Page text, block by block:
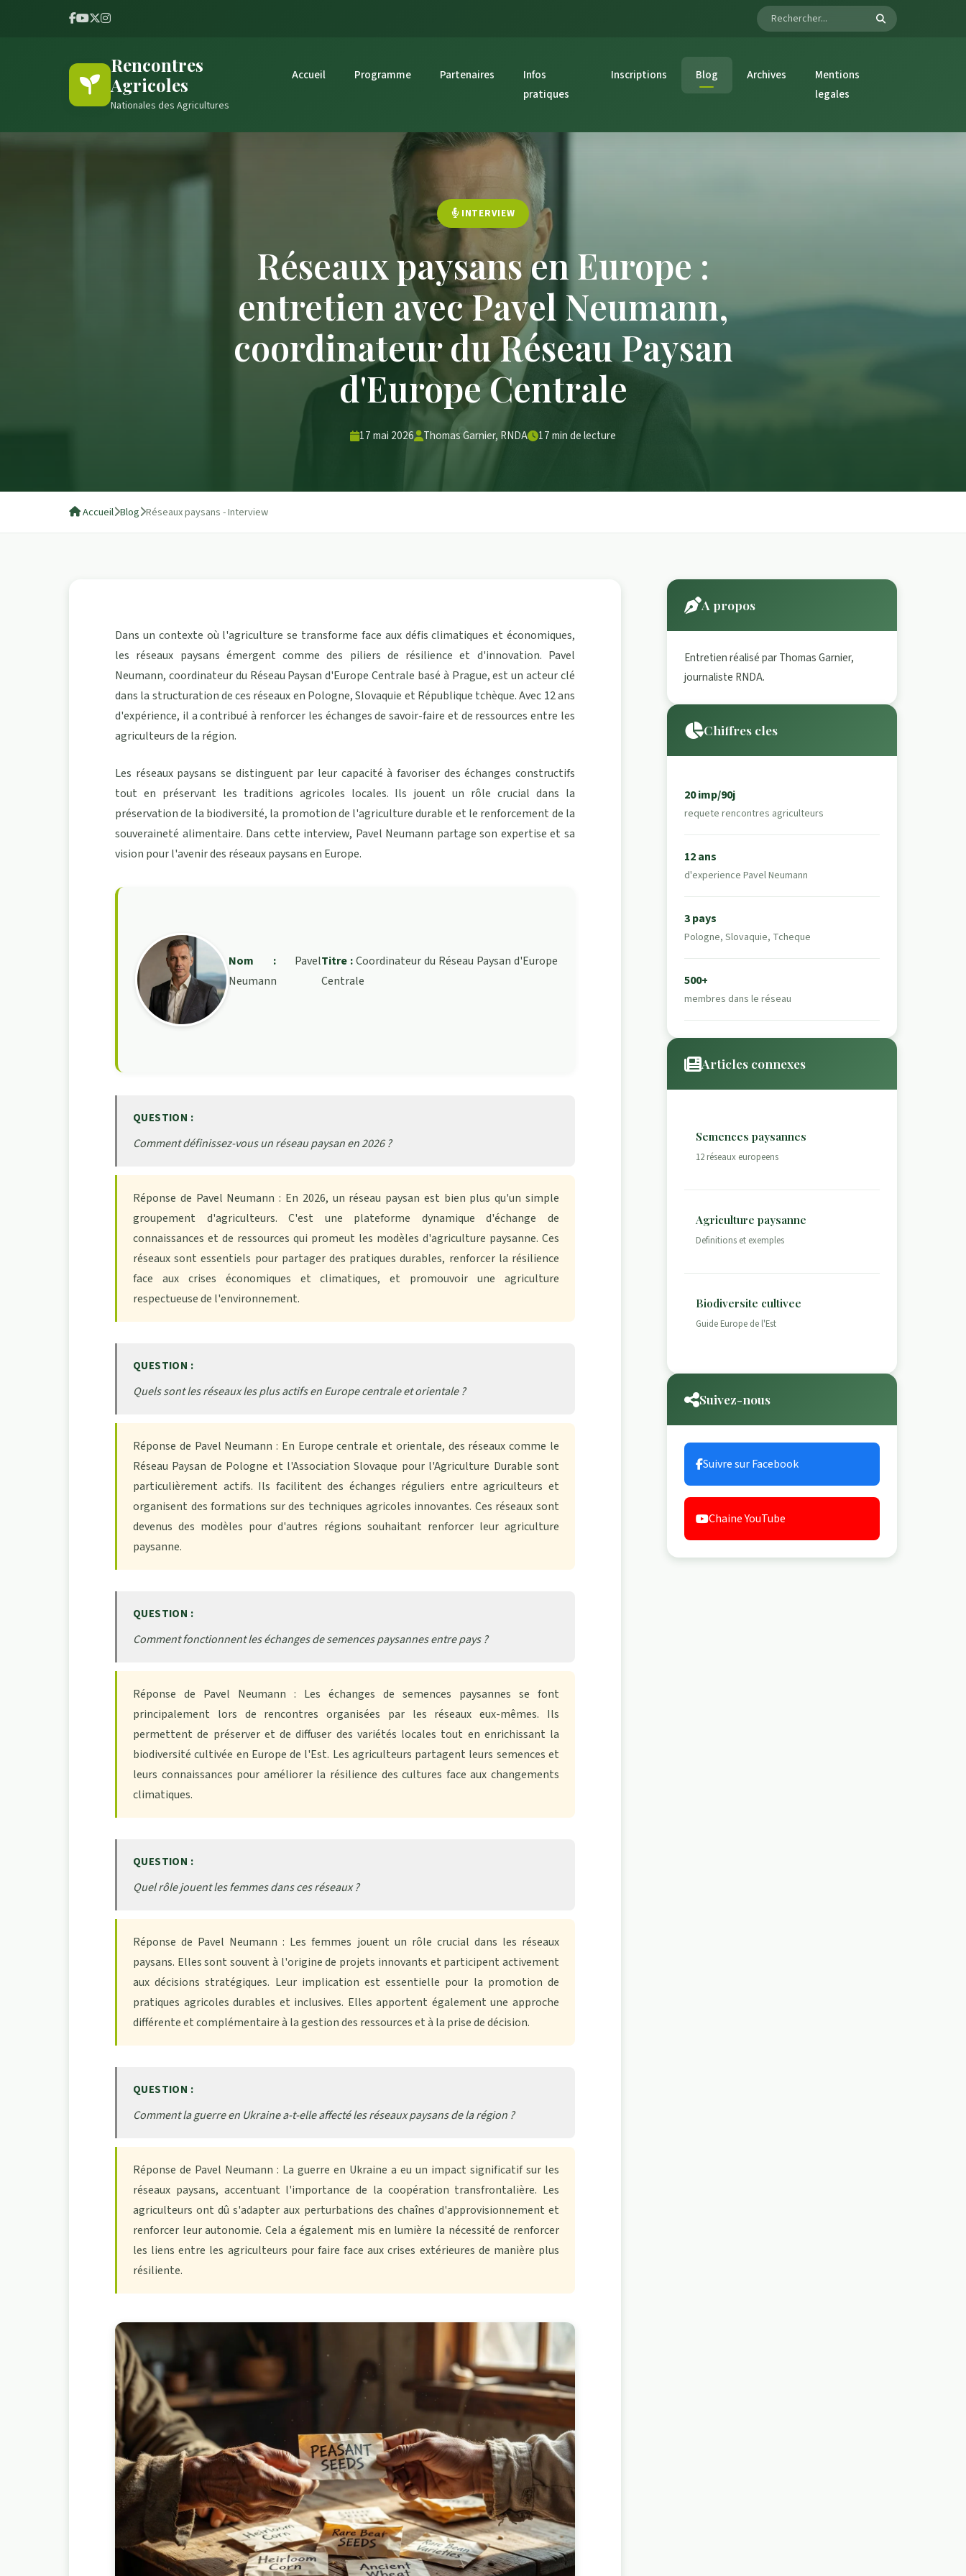
Rencontres
Agricoles
Nationales des Agricultures
Accueil Programme Partenaires
Infos
pratiques
Inscriptions Blog Archives
Mentions
legales
INTERVIEW
Réseaux paysans en Europe :
entretien avec Pavel Neumann,
coordinateur du Réseau Paysan
d'Europe Centrale
17 mai 2026 Thomas Garnier, RNDA 17 min de lecture
Accueil Blog Réseaux paysans - Interview
Dans un contexte où l'agriculture se transforme face aux défis climatiques et économiques,
les réseaux paysans émergent comme des piliers de résilience et d'innovation. Pavel
Neumann, coordinateur du Réseau Paysan d'Europe Centrale basé à Prague, est un acteur clé
dans la structuration de ces réseaux en Pologne, Slovaquie et République tchèque. Avec 12 ans
d'expérience, il a contribué à renforcer les échanges de savoir-faire et de ressources entre les
agriculteurs de la région.
Les réseaux paysans se distinguent par leur capacité à favoriser des échanges constructifs
tout en préservant les traditions agricoles locales. Ils jouent un rôle crucial dans la
préservation de la biodiversité, la promotion de l'agriculture durable et le renforcement de la
souveraineté alimentaire. Dans cette interview, Pavel Neumann partage son expertise et sa
vision pour l'avenir des réseaux paysans en Europe.
Nom :Pavel
Neumann
Titre :Coordinateur du Réseau Paysan d'Europe
Centrale
QUESTION :
Comment définissez-vous un réseau paysan en 2026 ?
Réponse de Pavel Neumann : En 2026, un réseau paysan est bien plus qu'un simple
groupement d'agriculteurs. C'est une plateforme dynamique d'échange de
connaissances et de ressources qui promeut les modèles d'agriculture paysanne. Ces
réseaux sont essentiels pour partager des pratiques durables, renforcer la résilience
face aux crises économiques et climatiques, et promouvoir une agriculture
respectueuse de l'environnement.
QUESTION :
Quels sont les réseaux les plus actifs en Europe centrale et orientale ?
Réponse de Pavel Neumann : En Europe centrale et orientale, des réseaux comme le
Réseau Paysan de Pologne et l'Association Slovaque pour l'Agriculture Durable sont
particulièrement actifs. Ils facilitent des échanges réguliers entre agriculteurs et
organisent des formations sur des techniques agricoles innovantes. Ces réseaux sont
devenus des modèles pour d'autres régions souhaitant renforcer leur agriculture
paysanne.
QUESTION :
Comment fonctionnent les échanges de semences paysannes entre pays ?
Réponse de Pavel Neumann : Les échanges de semences paysannes se font
principalement lors de rencontres organisées par les réseaux eux-mêmes. Ils
permettent de préserver et de diffuser des variétés locales tout en enrichissant la
biodiversité cultivée en Europe de l'Est. Les agriculteurs partagent leurs semences et
leurs connaissances pour améliorer la résilience des cultures face aux changements
climatiques.
QUESTION :
Quel rôle jouent les femmes dans ces réseaux ?
Réponse de Pavel Neumann : Les femmes jouent un rôle crucial dans les réseaux
paysans. Elles sont souvent à l'origine de projets innovants et participent activement
aux décisions stratégiques. Leur implication est essentielle pour la promotion de
pratiques agricoles durables et inclusives. Elles apportent également une approche
différente et complémentaire à la gestion des ressources et à la prise de décision.
QUESTION :
Comment la guerre en Ukraine a-t-elle affecté les réseaux paysans de la région ?
Réponse de Pavel Neumann : La guerre en Ukraine a eu un impact significatif sur les
réseaux paysans, accentuant l'importance de la coopération transfrontalière. Les
agriculteurs ont dû s'adapter aux perturbations des chaînes d'approvisionnement et
renforcer leur autonomie. Cela a également mis en lumière la nécessité de renforcer
les liens entre les agriculteurs pour faire face aux crises extérieures de manière plus
résiliente.
A propos
Entretien réalisé par Thomas Garnier,
journaliste RNDA.
Chiffres cles
20 imp/90j
requete rencontres agriculteurs
12 ans
d'experience Pavel Neumann
3 pays
Pologne, Slovaquie, Tcheque
500+
membres dans le réseau
Articles connexes
Semences paysannes
12 réseaux europeens
Agriculture paysanne
Definitions et exemples
Biodiversite cultivee
Guide Europe de l'Est
Suivez-nous
Suivre sur Facebook
Chaine YouTube